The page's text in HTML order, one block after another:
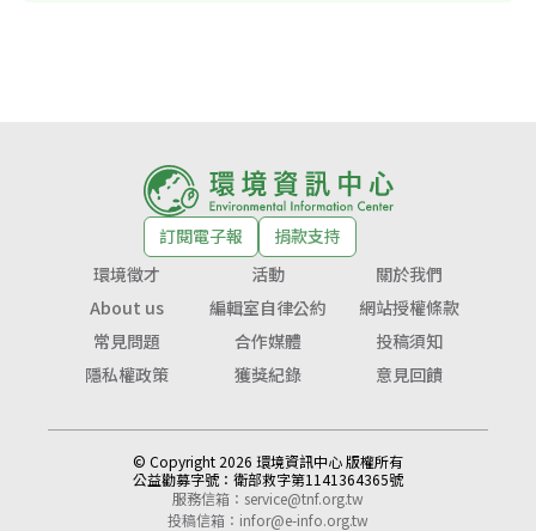
訂閱電子報
捐款支持
環境徵才
活動
關於我們
About us
編輯室自律公約
網站授權條款
常見問題
合作媒體
投稿須知
隱私權政策
獲獎紀錄 意見回饋
© Copyright 2026 環境資訊中心 版權所有
公益勸募字號： 衛部救字第1141364365號
服務信箱： service@tnf.org.tw
投稿信箱： infor@e-info.org.tw